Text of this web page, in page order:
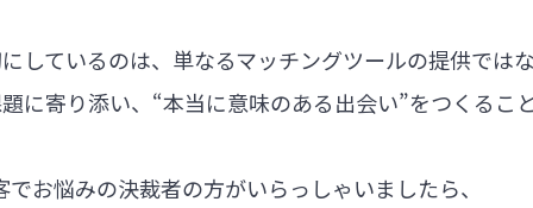
しているのは、単なるマッチングツールの提供では
に寄り添い、“本当に意味のある出会い”をつくるこ
お悩みの決裁者の方がいらっしゃいましたら、